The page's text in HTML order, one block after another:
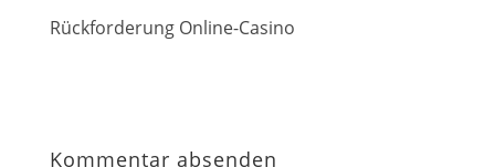
Rückforderung Online-Casino
Kommentar absenden